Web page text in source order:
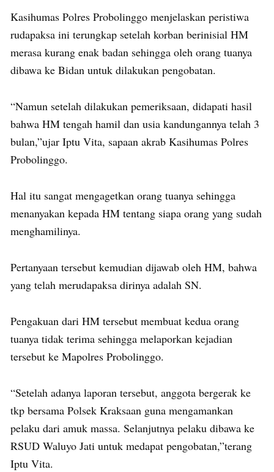
Kasihumas Polres Probolinggo menjelaskan peristiwa
rudapaksa ini terungkap setelah korban berinisial HM
merasa kurang enak badan sehingga oleh orang tuanya
dibawa ke Bidan untuk dilakukan pengobatan.
“Namun setelah dilakukan pemeriksaan, didapati hasil
bahwa HM tengah hamil dan usia kandungannya telah 3
bulan,”ujar Iptu Vita, sapaan akrab Kasihumas Polres
Probolinggo.
Hal itu sangat mengagetkan orang tuanya sehingga
menanyakan kepada HM tentang siapa orang yang sudah
menghamilinya.
Pertanyaan tersebut kemudian dijawab oleh HM, bahwa
yang telah merudapaksa dirinya adalah SN.
Pengakuan dari HM tersebut membuat kedua orang
tuanya tidak terima sehingga melaporkan kejadian
tersebut ke Mapolres Probolinggo.
“Setelah adanya laporan tersebut, anggota bergerak ke
tkp bersama Polsek Kraksaan guna mengamankan
pelaku dari amuk massa. Selanjutnya pelaku dibawa ke
RSUD Waluyo Jati untuk medapat pengobatan,”terang
Iptu Vita.